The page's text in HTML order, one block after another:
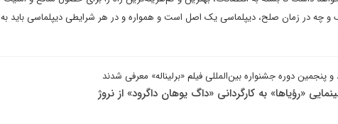
و چه در زمان صلح، دیپلماسی یک اصل است و همواره و در هر شرایطی دیپلماسی باید به
دوره جشنواره بین‌المللی فیلم «برلیناله» معرفی ‌شدند
«رؤیاها» به کارگردانی «داگ یوهان داگرود» از نروژ